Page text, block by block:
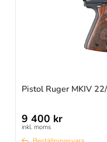
Pistol Ruger MKIV
9 400 kr
inkl. moms